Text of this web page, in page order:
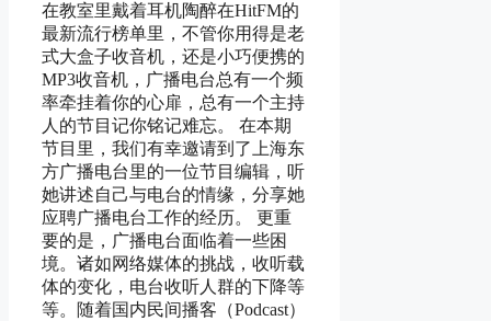
在教室里戴着耳机陶醉在HitFM的
最新流行榜单里，不管你用得是老
式大盒子收音机，还是小巧便携的
MP3收音机，广播电台总有一个频
率牵挂着你的心扉，总有一个主持
人的节目记你铭记难忘。 在本期
节目里，我们有幸邀请到了上海东
方广播电台里的一位节目编辑，听
她讲述自己与电台的情缘，分享她
应聘广播电台工作的经历。 更重
要的是，广播电台面临着一些困
境。诸如网络媒体的挑战，收听载
体的变化，电台收听人群的下降等
等。随着国内民间播客（Podcast）